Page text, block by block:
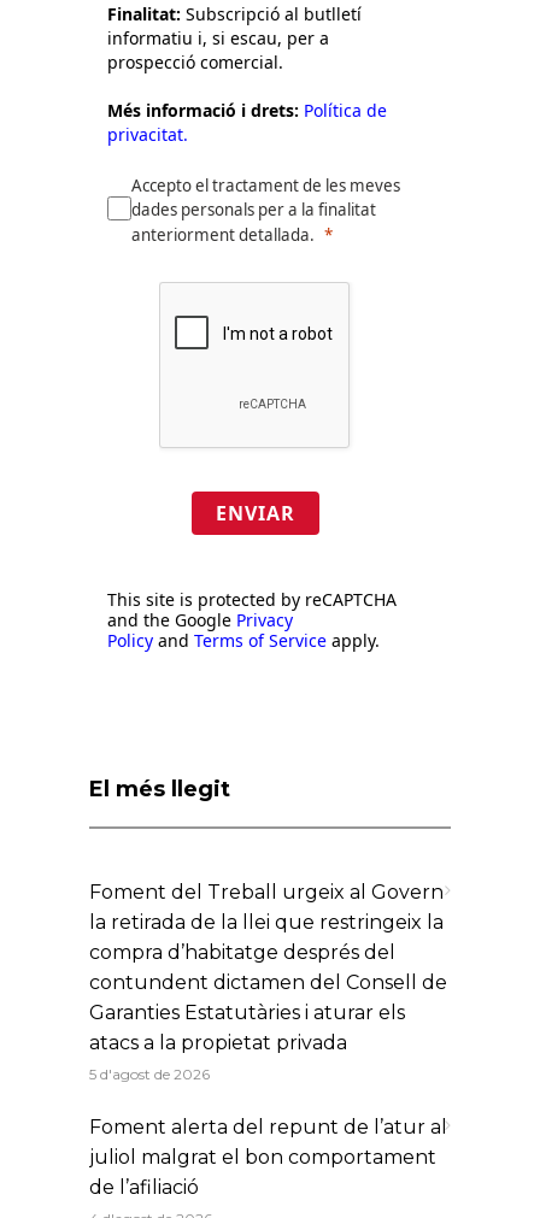
Finalitat: Subscripció al butlletí
informatiu i, si escau, per a
prospecció comercial.
Més informació i drets: Política de
privacitat.
Accepto el tractament de les meves
dades personals per a la finalitat
anteriorment detallada.
ENVIAR
This site is protected by reCAPTCHA
and the Google Privacy
Policy and Terms of Service apply.
El més llegit
Foment del Treball urgeix al Govern
la retirada de la llei que restringeix la
compra d’habitatge després del
contundent dictamen del Consell de
Garanties Estatutàries i aturar els
atacs a la propietat privada
5 d'agost de 2026
Foment alerta del repunt de l’atur al
juliol malgrat el bon comportament
de l’afiliació